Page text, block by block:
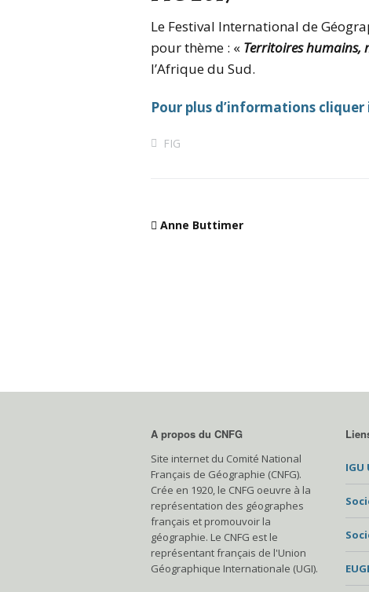
Le Festival International de
pour thème : « Territoires humains,
l’Afrique du Sud.
Pour plus d’informations cliquer
FIG
Anne Buttimer
A propos du CNFG
Site internet du Comité National
Français de Géographie (CNFG).
Crée en 1920, le CNFG oeuvre à la
représentation des géographes
français et promouvoir la
géographie. Le CNFG est le
représentant français de l'Union
Géographique Internationale (UGI).
IGU